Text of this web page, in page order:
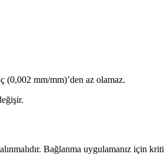
(0,002 mm/mm)’den az olamaz.
Bağlanma uygulamanız için